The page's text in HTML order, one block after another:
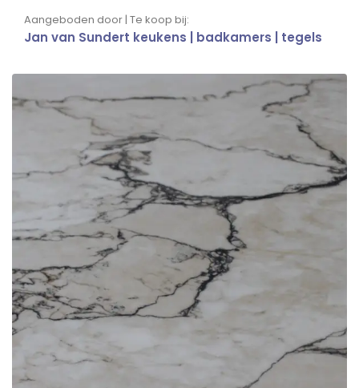
Aangeboden door | Te koop bij:
Jan van Sundert keukens | badkamers | tegels